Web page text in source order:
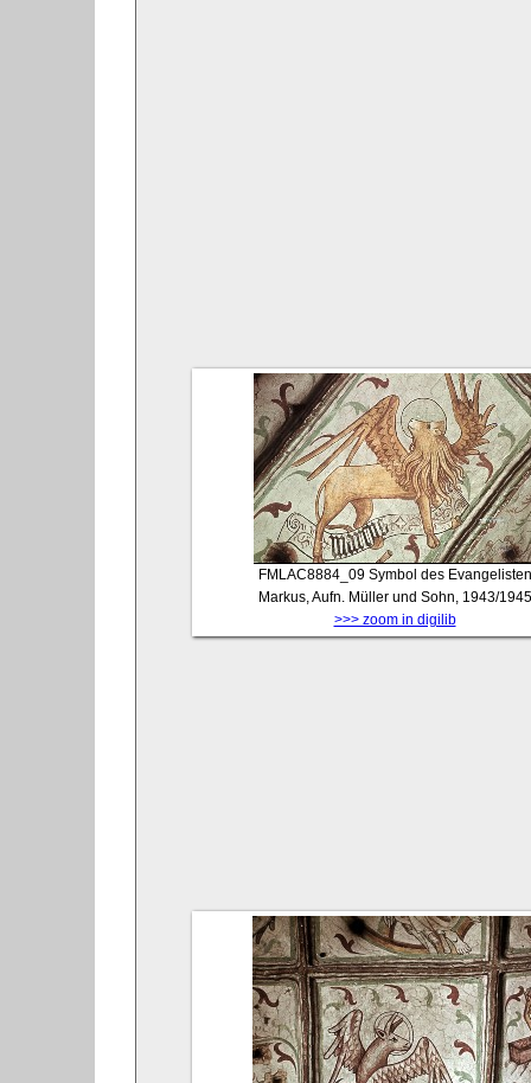
FMLAC8884_09 Symbol des Evangelisten
Markus, Aufn. Müller und Sohn, 1943/1945
>>> zoom in digilib